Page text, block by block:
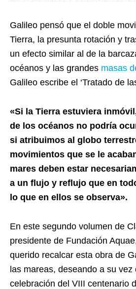
Galileo pensó que el doble
Tierra, la presunta rotación y
un efecto similar al de la
océanos y las grandes masas
Galileo escribe el ‘Tratado de
«Si la Tierra estuviera
de los océanos no podría
si atribuimos al globo
movimientos que se le
mares deben estar
a un flujo y reflujo que en
lo que en ellos se observa».
En este segundo volumen de
presidente de Fundación
querido recalcar esta obra de
las mareas, deseando a su
celebración del VIII centenario